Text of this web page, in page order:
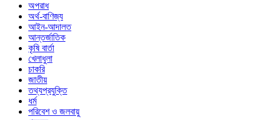
অপরাধ
অর্থ-বাণিজ্য
আইন-আদালত
আন্তর্জাতিক
কৃষি বার্তা
খেলাধুলা
চাকরি
জাতীয়
তথ্যপ্রযুক্তি
ধর্ম
পরিবেশ ও জলবায়ু